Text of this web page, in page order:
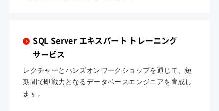
SQL Server エキスパート トレーニング
サービス
レクチャーとハンズオンワークショップを通じて、短
期間で即戦力となるデータベースエンジニアを育成し
ます。